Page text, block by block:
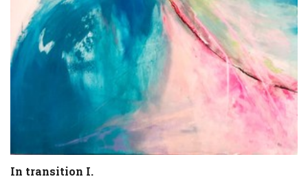
In transition I.